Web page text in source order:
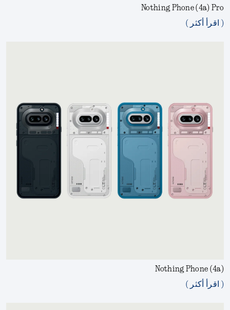
Nothing Phone (4a) Pro
( اقرأ أكثر )
Nothing Phone (4a)
( اقرأ أكثر )